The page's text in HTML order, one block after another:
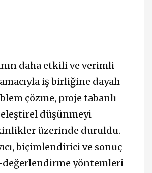
daha etkili ve verimli
iş birliğine dayalı
çözme, proje tabanlı
eleştirel düşünmeyi
üzerinde duruldu.
biçimlendirici ve sonuç
değerlendirme yöntemleri